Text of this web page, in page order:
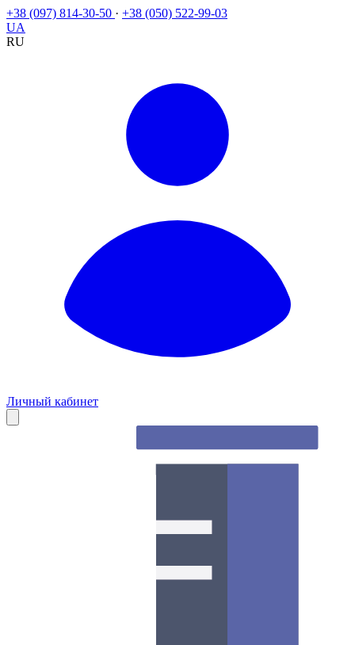
+38 (097) 814-30-50 · +38 (050) 522-99-03
UA
RU
Личный кабинет